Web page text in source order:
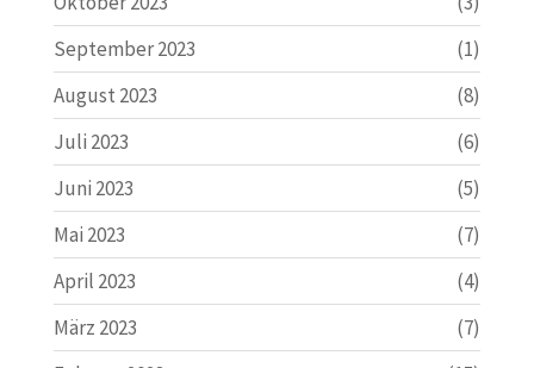
September 2023
(1)
August 2023
(8)
Juli 2023
(6)
Juni 2023
(5)
Mai 2023
(7)
April 2023
(4)
März 2023
(7)